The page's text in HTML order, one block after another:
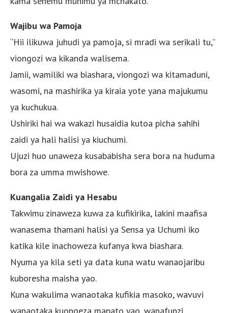
Wajibu wa Pamoja
“Hii ilikuwa juhudi ya pamoja, si mradi wa serikali tu,”
viongozi wa kikanda walisema.
Jamii, wamiliki wa biashara, viongozi wa kitamaduni,
wasomi, na mashirika ya kiraia yote yana majukumu
ya kuchukua.
Ushiriki hai wa wakazi husaidia kutoa picha sahihi
zaidi ya hali halisi ya kiuchumi.
Ujuzi huo unaweza kusababisha sera bora na huduma
bora za umma mwishowe.
Kuangalia Zaidi ya Hesabu
Takwimu zinaweza kuwa za kufikirika, lakini maafisa
wanasema thamani halisi ya Sensa ya Uchumi iko
katika kile inachoweza kufanya kwa biashara.
Nyuma ya kila seti ya data kuna watu wanaojaribu
kuboresha maisha yao.
Kuna wakulima wanaotaka kufikia masoko, wavuvi